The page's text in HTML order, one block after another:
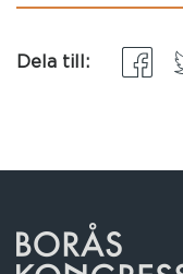
Dela till: